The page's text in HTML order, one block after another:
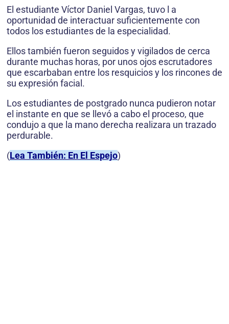
El estudiante Víctor Daniel Vargas, tuvo l a
oportunidad de interactuar suficientemente con
todos los estudiantes de la especialidad.
Ellos también fueron seguidos y vigilados de cerca
durante muchas horas, por unos ojos escrutadores
que escarbaban entre los resquicios y los rincones de
su expresión facial.
Los estudiantes de postgrado nunca pudieron notar
el instante en que se llevó a cabo el proceso, que
condujo a que la mano derecha realizara un trazado
perdurable.
(Lea También: En El Espejo)